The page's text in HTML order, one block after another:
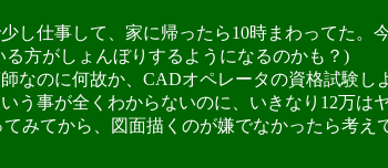
仕事して、家に帰ったら10時まわってた。
方がしょんぼりするようになるのかも？)
のに何故か、CADオペレータの資格試験し
う事が全くわからないのに、いきなり12万は
みてから、図面描くのが嫌でなかったら考え